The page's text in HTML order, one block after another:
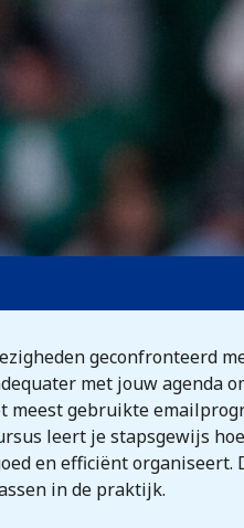
geconfronteerd
met jouw agenda
meest gebruikte
leert je stapsgewijs
en efficiënt organiseert.
in de praktijk.